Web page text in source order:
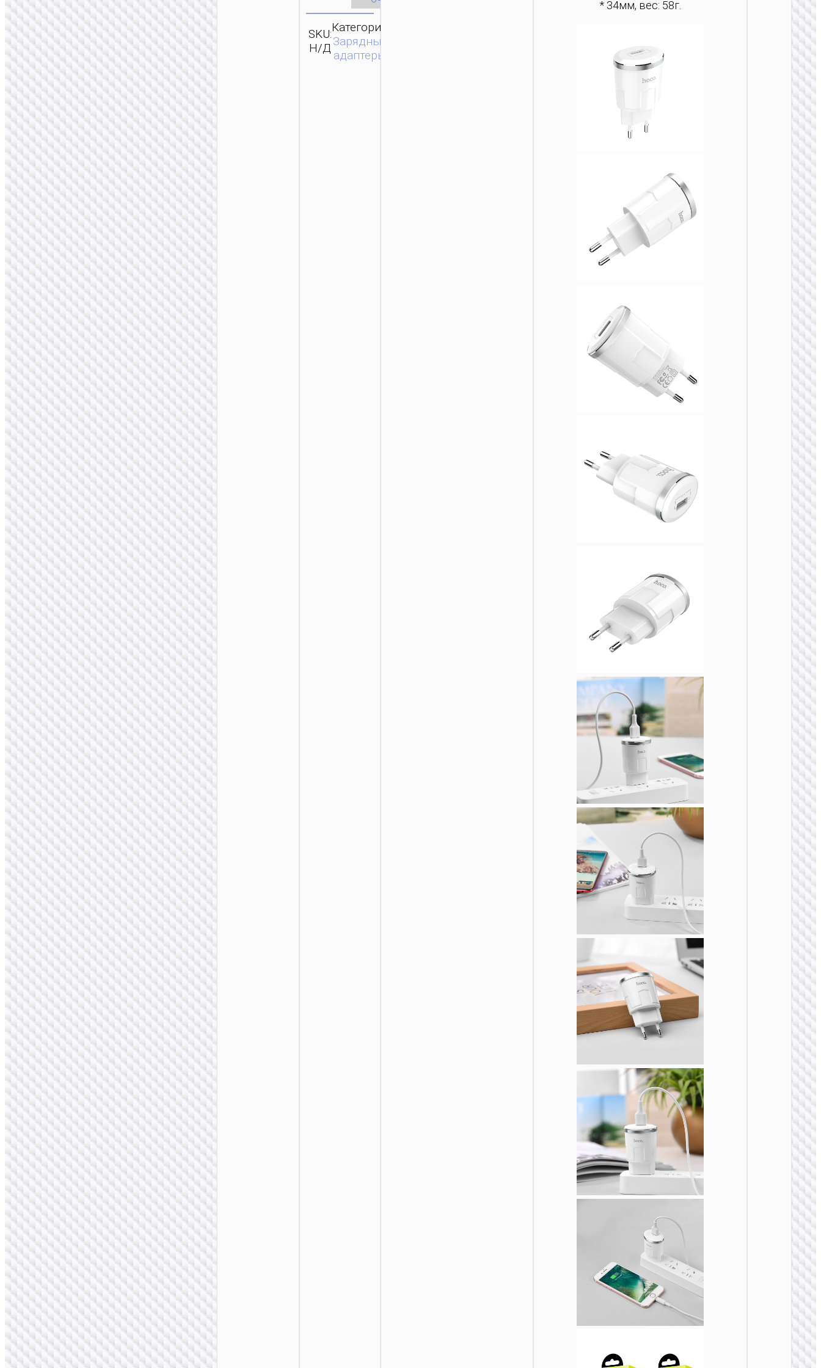
SKU:
Н/Д
Категория:
Зарядные
адаптеры
* 34мм, вес: 58г.
Direct”
на EU
Direct”
на EU
Direct”
на EU
“AC20
Direct”
на EU